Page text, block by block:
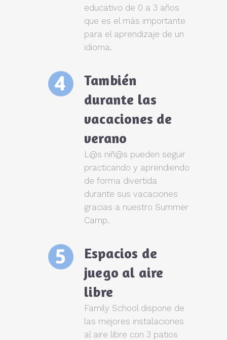
educativo de 0 a 3 años
que es el más importante
para el aprendizaje de un
idioma.
También
durante las
vacaciones de
verano
L@s niñ@s pueden seguir
practicando y aprendiendo
de forma divertida
durante sus vacaciones
gracias a nuestro Summer
Camp.
Espacios de
juego al aire
libre
Family School dispone de
las mejores instalaciones
al aire libre con 3 patios